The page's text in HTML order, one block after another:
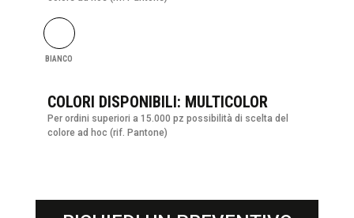
BIANCO
COLORI DISPONIBILI: MULTICOLOR
Per ordini superiori a 15.000 pz possibilità di scelta del
colore ad hoc (rif. Pantone)